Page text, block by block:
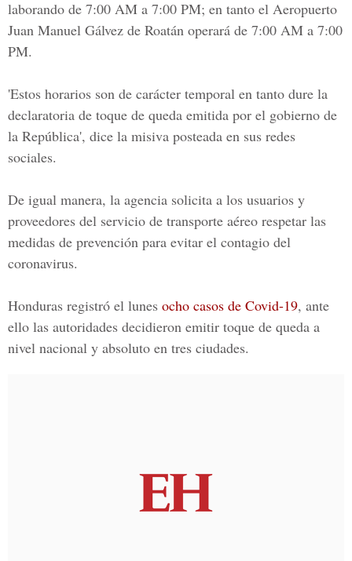
laborando de 7:00 AM a 7:00 PM; en tanto el Aeropuerto
Juan Manuel Gálvez de Roatán operará de 7:00 AM a 7:00
PM.
'Estos horarios son de carácter temporal en tanto dure la
declaratoria de toque de queda emitida por el gobierno de
la República', dice la misiva posteada en sus redes
sociales.
De igual manera, la agencia solicita a los usuarios y
proveedores del servicio de transporte aéreo respetar las
medidas de prevención para evitar el contagio del
coronavirus.
Honduras registró el lunes ocho casos de Covid-19, ante
ello las autoridades decidieron emitir toque de queda a
nivel nacional y absoluto en tres ciudades.